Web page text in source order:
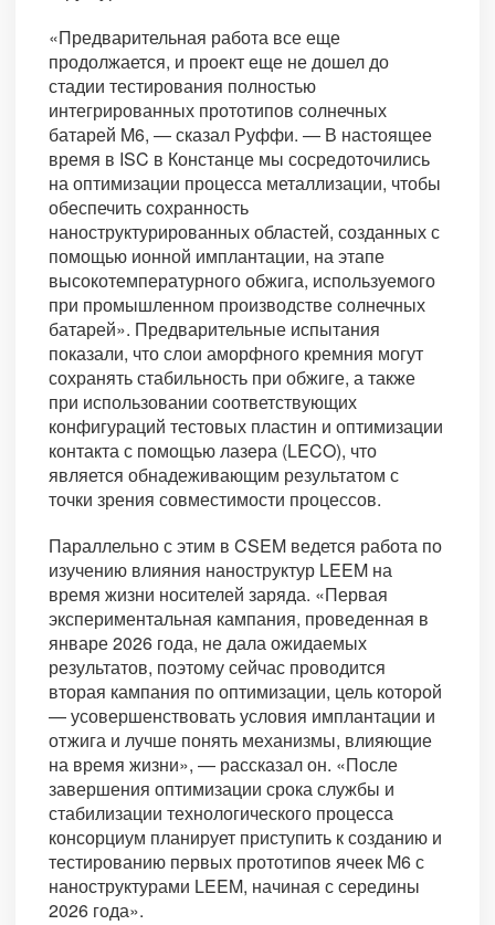
«Предварительная работа все еще
продолжается, и проект еще не дошел до
стадии тестирования полностью
интегрированных прототипов солнечных
батарей M6, — сказал Руффи. — В настоящее
время в ISC в Констанце мы сосредоточились
на оптимизации процесса металлизации, чтобы
обеспечить сохранность
наноструктурированных областей, созданных с
помощью ионной имплантации, на этапе
высокотемпературного обжига, используемого
при промышленном производстве солнечных
батарей». Предварительные испытания
показали, что слои аморфного кремния могут
сохранять стабильность при обжиге, а также
при использовании соответствующих
конфигураций тестовых пластин и оптимизации
контакта с помощью лазера (LECO), что
является обнадеживающим результатом с
точки зрения совместимости процессов.
Параллельно с этим в CSEM ведется работа по
изучению влияния наноструктур LEEM на
время жизни носителей заряда. «Первая
экспериментальная кампания, проведенная в
январе 2026 года, не дала ожидаемых
результатов, поэтому сейчас проводится
вторая кампания по оптимизации, цель которой
— усовершенствовать условия имплантации и
отжига и лучше понять механизмы, влияющие
на время жизни», — рассказал он. «После
завершения оптимизации срока службы и
стабилизации технологического процесса
консорциум планирует приступить к созданию и
тестированию первых прототипов ячеек M6 с
наноструктурами LEEM, начиная с середины
2026 года».